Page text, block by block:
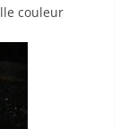
couleur